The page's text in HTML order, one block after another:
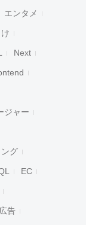
エンタメ
Next
ジャー
グ
EC
告